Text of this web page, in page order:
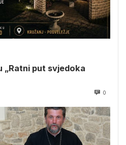
„Ratni put svjedoka
0